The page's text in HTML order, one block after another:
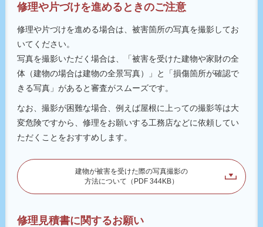
修理や片づけを進めるときのご注意
修理や片づけを進める場合は、被害箇所の写真を撮影してお
いてください。
写真を撮影いただく場合は、「被害を受けた建物や家財の全
体（建物の場合は建物の全景写真）」と「損傷箇所が確認で
きる写真」があると審査がスムーズです。
なお、撮影が困難な場合、例えば屋根に上っての撮影等は大
変危険ですから、修理をお願いする工務店などに依頼してい
ただくことをおすすめします。
建物が被害を受けた際の写真撮影の
方法について（PDF 344KB）
修理見積書に関するお願い